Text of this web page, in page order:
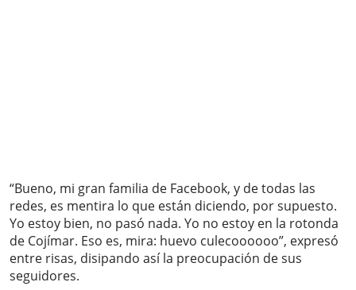
“Bueno, mi gran familia de Facebook, y de todas las
redes, es mentira lo que están diciendo, por supuesto.
Yo estoy bien, no pasó nada. Yo no estoy en la rotonda
de Cojímar. Eso es, mira: huevo culecoooooo”, expresó
entre risas, disipando así la preocupación de sus
seguidores.